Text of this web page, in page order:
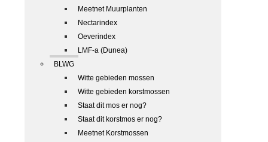
Meetnet Muurplanten
Nectarindex
Oeverindex
LMF-a (Dunea)
BLWG
Witte gebieden mossen
Witte gebieden korstmossen
Staat dit mos er nog?
Staat dit korstmos er nog?
Meetnet Korstmossen